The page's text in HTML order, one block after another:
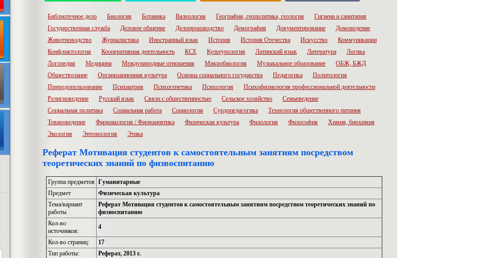
Библиотечное дело Биология Ботаника Валеология География, геополитика, геология
Гигиена и санитария
Государственная служба
Деловое общение Делопроизводство Демография Документирование
Домоведение
Животноводство
Журналистика Иностранный язык История История Отечества Искусство
Коммуникации
Конфликтология
Кооперативная деятельность КСЕ Культурология Латинский язык Литература
Логика
Логопедия
Медицина Международные отношения Микробиология Музыкальное образование
ОБЖ, БЖД
Обществозание
Организационная культура Основы социального государства Педагогика
Политология
Природопользование
Психиатрия Психогенетика Психология
Психофизиология профессиональной деятельности
Религиоведение
Русский язык Связи с общественностью Сельское хозяйство
Семьеведение
Социальная политика
Социальная работа Социология Сурдопедагогика
Технология общественного питания
Товароведение
Фармакология / Фармацевтика Физическая культура Филология Философия
Химия, биохимия
Экология
Энтомология Этика
Реферат Мотивация студентов к самостоятельным занятиям посредством
теоретических знаний по физвоспитанию
Группа предметов Гуманитарные
Предмет
Физическая культура
Тема/вариант
работы
Реферат Мотивация студентов к самостоятельным занятиям посредством теоретических знаний по
физвоспитанию
Кол-во
источников:
4
Кол-во страниц:
17
Тип работы:
Реферат, 2013 г.